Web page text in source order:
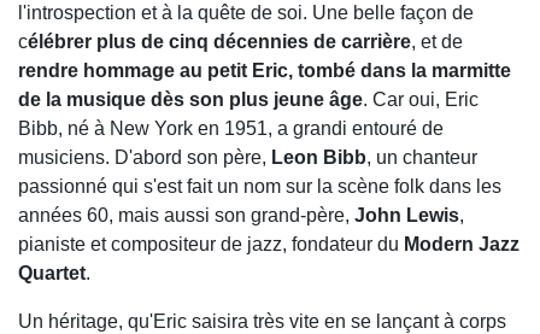
l'introspection et à la quête de soi. Une belle façon de
célébrer plus de cinq décennies de carrière, et de
rendre hommage au petit Eric, tombé dans la marmitte
de la musique dès son plus jeune âge. Car oui, Eric
Bibb, né à New York en 1951, a grandi entouré de
musiciens. D'abord son père, Leon Bibb, un chanteur
passionné qui s'est fait un nom sur la scène folk dans les
années 60, mais aussi son grand-père, John Lewis,
pianiste et compositeur de jazz, fondateur du Modern Jazz
Quartet.
Un héritage, qu'Eric saisira très vite en se lançant à corps